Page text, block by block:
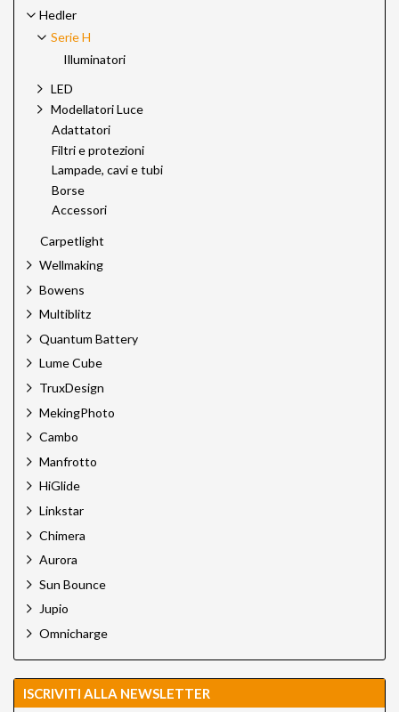
Hedler
Serie H
Illuminatori
LED
Modellatori Luce
Adattatori
Filtri e protezioni
Lampade, cavi e tubi
Borse
Accessori
Carpetlight
Wellmaking
Bowens
Multiblitz
Quantum Battery
Lume Cube
TruxDesign
MekingPhoto
Cambo
Manfrotto
HiGlide
Linkstar
Chimera
Aurora
Sun Bounce
Jupio
Omnicharge
ISCRIVITI ALLA NEWSLETTER